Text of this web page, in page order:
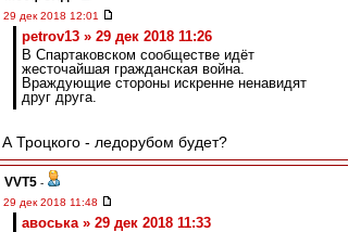
29 дек 2018 12:01
petrov13 » 29 дек 2018 11:26
В Спартаковском сообществе идёт
жесточайшая гражданская война.
Враждующие стороны искренне ненавидят
друг друга.
А Троцкого - ледорубом будет?
VVT5 -
29 дек 2018 11:48
авоська » 29 дек 2018 11:33